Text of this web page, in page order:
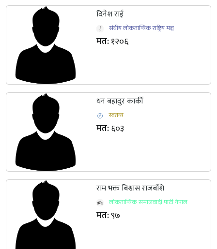
दिनेश राई
संघीय लोकतान्त्रिक राष्ट्रिय मञ्च
मत:१२०६
धन बहादुर कार्की
स्वतन्त्र
मत:६०३
राम भक्त बिश्वास राजबंशि
लोकतान्त्रिक समाजवादी पार्टी नेपाल
मत:९७